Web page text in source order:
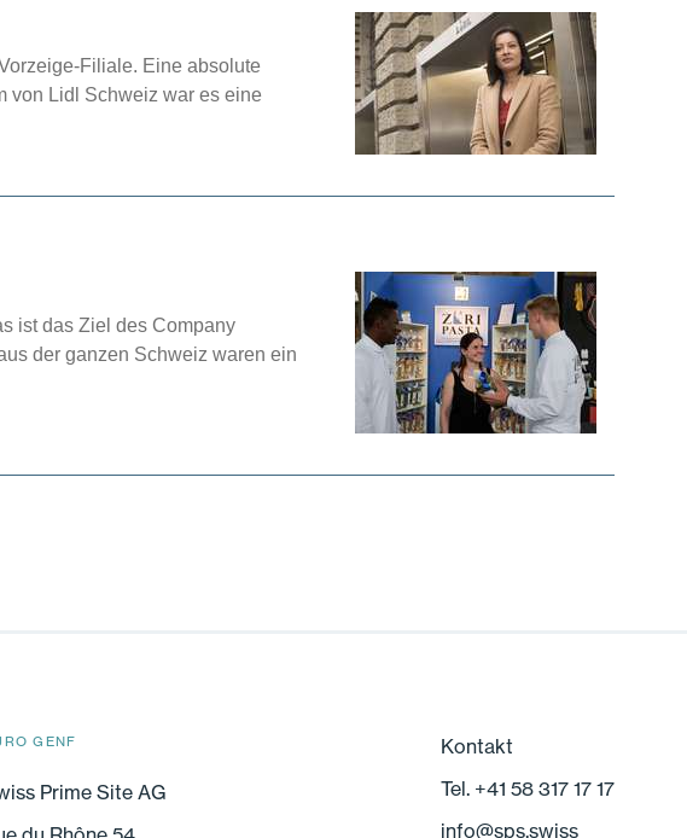
Filiale. Eine absolute
von Lidl Schweiz war es eine
ist das Ziel des Company
der ganzen Schweiz waren ein
GENF
Prime Site AG
Kontakt
Tel. +41 58 317 17 17
info@sps.swiss